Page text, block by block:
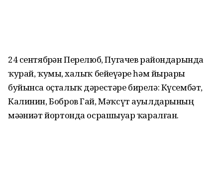
24 сентябрҙән Перелюб, Пугачев райондарында
ҡурай, ҡумыҙ, халыҡ бейеүҙәре һәм йырҙары
буйынса оҫталыҡ дәрестәре бирелә: Күсембәт,
Калинин, Бобров Гай, Мәҡсүт ауылдарының
мәҙәниәт йортонда осрашыуҙар ҡаралған.